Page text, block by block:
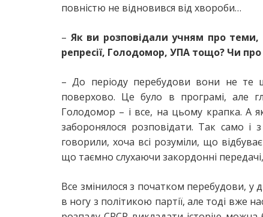
повністю не відновився від хвороби…
– Як ви розповідали учням про теми,
репресії, Голодомор, УПА тощо? Чи
– До періоду перебудови вони не те
поверхово. Це було в програмі, але
Голодомор – і все, на цьому крапка. А
заборонялося розповідати. Так само
говорили, хоча всі розуміли, що
що таємно слухаючи закордонні
Все змінилося з початком перебудови, у
в ногу з політикою партії, але тоді вже